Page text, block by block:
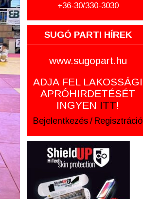
+36-30/330-3030
SUGÓ PARTI HÍREK
www.sugopart.hu
ADJA FEL LAKOSSÁGI
APRÓHIRDETÉSÉT
INGYEN ITT!
Bejelentkezés / Regisztráció